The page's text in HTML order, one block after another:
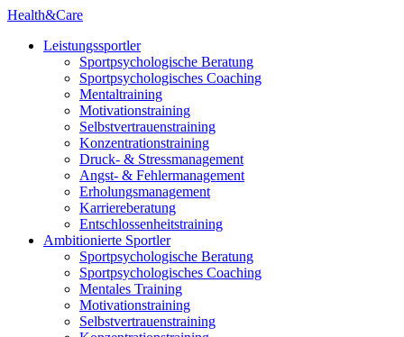
Health&Care
Leistungssportler
Sportpsychologische Beratung
Sportpsychologisches Coaching
Mentaltraining
Motivationstraining
Selbstvertrauenstraining
Konzentrationstraining
Druck- & Stressmanagement
Angst- & Fehlermanagement
Erholungsmanagement
Karriereberatung
Entschlossenheitstraining
Ambitionierte Sportler
Sportpsychologische Beratung
Sportpsychologisches Coaching
Mentales Training
Motivationstraining
Selbstvertrauenstraining